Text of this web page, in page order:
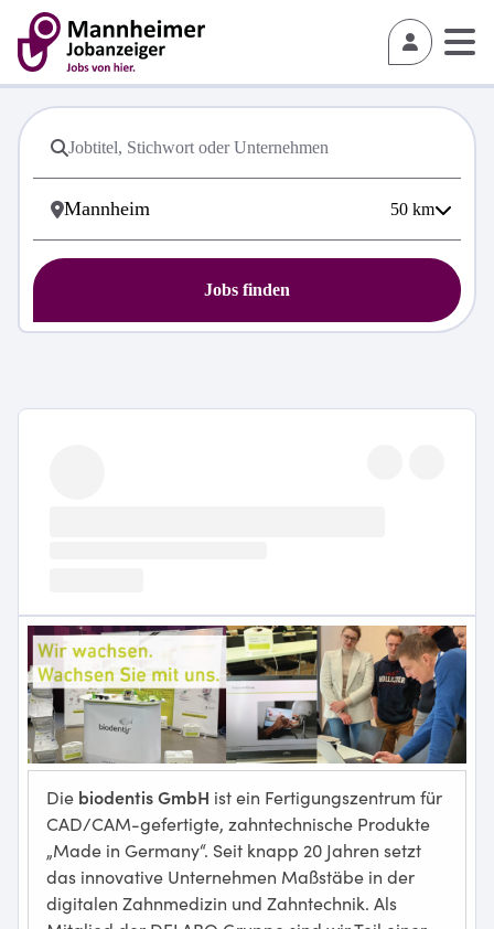
50 km
Jobs finden